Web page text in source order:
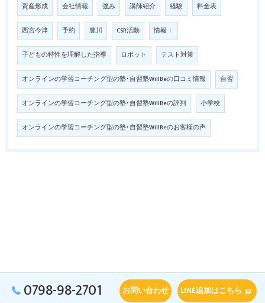
資産形成 会社情報 強み 講師紹介 経験 料金表
西宮今津 予約 豊川 CSR活動 情報Ⅰ
子どもの特性を理解した指導 ロボット テスト対策
オンラインの学習コーチング型の塾･自習塾WillBeの口コミ情報 自習
オンラインの学習コーチング型の塾･自習塾WillBeの評判 小学校
オンラインの学習コーチング型の塾･自習塾WillBeのお客様の声
0798-98-2701 お問い合わせ LINE追加はこちら